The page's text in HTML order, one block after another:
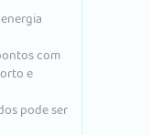
com
e
pode ser